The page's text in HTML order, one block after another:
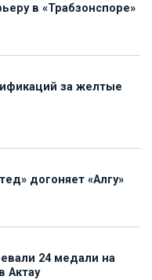
в «Трабзонспоре»
за желтые
догоняет «Алгу»
24 медали на
Актау